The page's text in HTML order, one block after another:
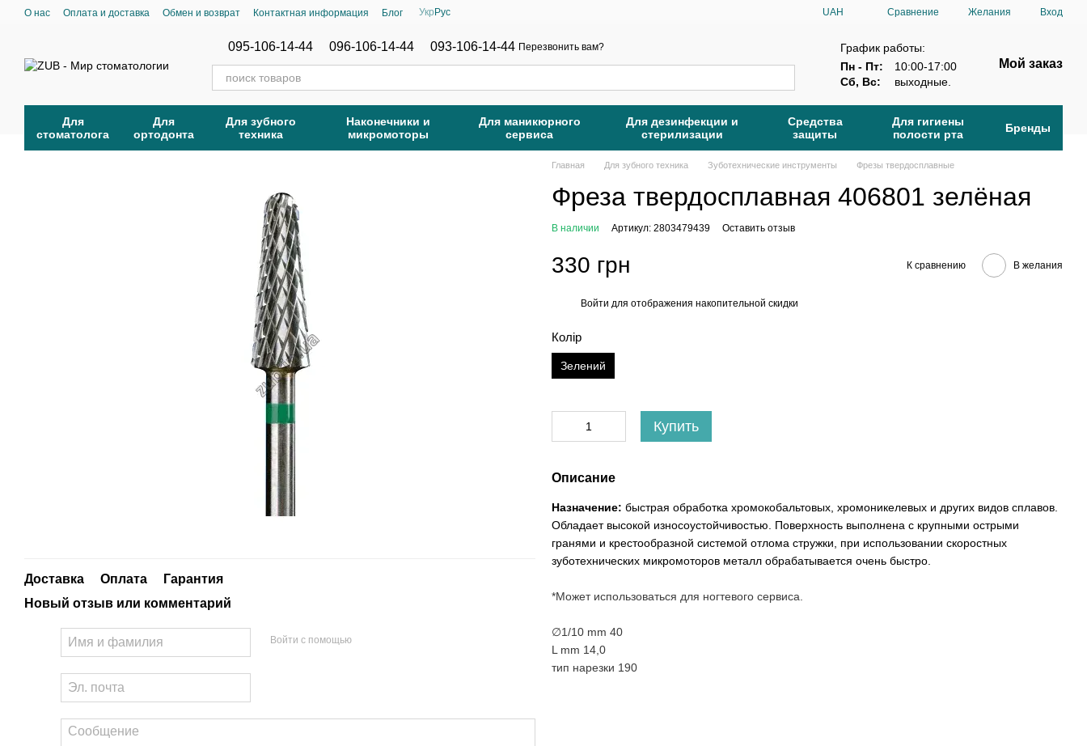
Перейти к основному контенту
О нас Оплата и доставка Обмен и возврат Контактная информация Блог Укр Рус UAH Сравнение Желания Вход
095-106-14-44 096-106-14-44 093-106-14-44 Перезвонить вам?
График работы:
Пн - Пт:
10:00-17:00
Сб, Вс:
выходные.
Мой заказ
Для
стоматолога
Для
ортодонта
Для зубного
техника
Наконечники и
микромоторы
Для маникюрного
сервиса
Для дезинфекции и
стерилизации
Средства
защиты
Для гигиены
полости рта
Бренды
Доставка Оплата
Гарантия
Новый отзыв или комментарий
Войти с помощью
Главная Для зубного техника Зуботехнические инструменты Фрезы твердосплавные
Фреза твердосплавная 406801 зелёная
В наличии Артикул: 2803479439 Оставить отзыв
330 грн К сравнению В желания
Войти для отображения накопительной скидки
Колір
Зелений
Купить
Описание
Назначение: быстрая обработка хромокобальтовых, хромоникелевых и других видов сплавов.
Обладает высокой износоустойчивостью. Поверхность выполнена с крупными острыми
гранями и крестообразной системой отлома стружки, при использовании скоростных
зуботехнических микромоторов металл обрабатывается очень быстро.
*Может использоваться для ногтевого сервиса.
∅1/10 mm 40
L mm 14,0
тип нарезки 190